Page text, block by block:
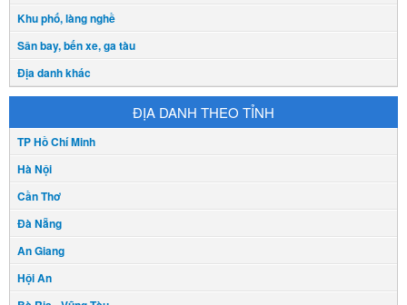
Khu phố, làng nghề
Sân bay, bến xe, ga tàu
Địa danh khác
ĐỊA DANH THEO TỈNH
TP Hồ Chí Minh
Hà Nội
Cần Thơ
Đà Nẵng
An Giang
Hội An